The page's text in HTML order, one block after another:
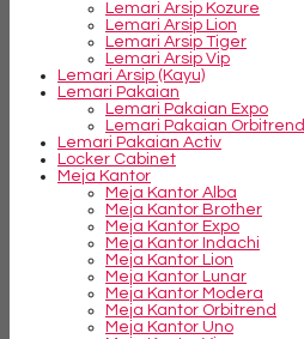
Lemari Arsip Kozure
Lemari Arsip Lion
Lemari Arsip Tiger
Lemari Arsip Vip
Lemari Arsip (Kayu)
Lemari Pakaian
Lemari Pakaian Expo
Lemari Pakaian Orbitrend
Lemari Pakaian Activ
Locker Cabinet
Meja Kantor
Meja Kantor Alba
Meja Kantor Brother
Meja Kantor Expo
Meja Kantor Indachi
Meja Kantor Lion
Meja Kantor Lunar
Meja Kantor Modera
Meja Kantor Orbitrend
Meja Kantor Uno